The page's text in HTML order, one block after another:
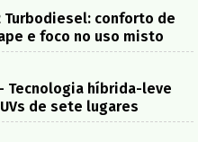
Turbodiesel: conforto de
e foco no uso misto
Tecnologia híbrida-leve
de sete lugares